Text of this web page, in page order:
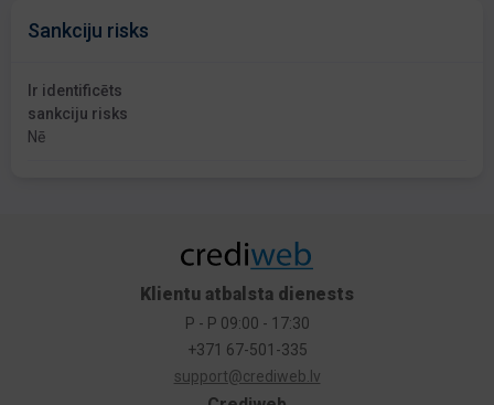
Sankciju risks
Ir identificēts
sankciju risks
Nē
Klientu atbalsta dienests
P - P 09:00 - 17:30
+371 67-501-335
support@crediweb.lv